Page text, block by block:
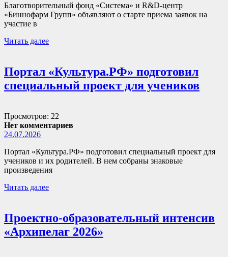
Благотворительный фонд «Система» и R&D-центр
«Биннофарм Групп» объявляют о старте приема заявок на
участие в
Читать далее
Портал «Культура.РФ» подготовил
специальный проект для учеников
Просмотров: 22
Нет комментариев
24.07.2026
Портал «Культура.РФ» подготовил специальный проект для
учеников и их родителей. В нем собраны знаковые
произведения
Читать далее
Проектно-образовательный интенсив
«Архипелаг 2026»